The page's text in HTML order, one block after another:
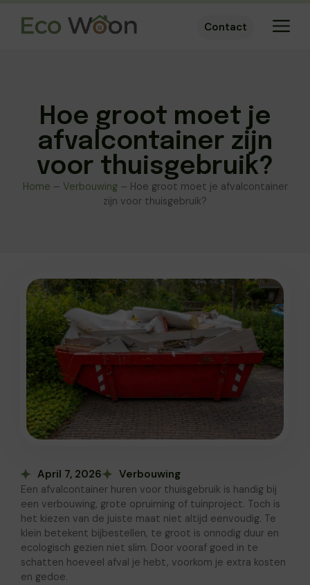
Contact
Hoe groot moet je
afvalcontainer zijn
voor thuisgebruik?
Home – Verbouwing– Hoe groot moet je afvalcontainer
zijn voor thuisgebruik?
April 7, 2026 Verbouwing
Een afvalcontainer huren voor thuisgebruik is handig bij
een verbouwing, grote opruiming of tuinproject. Toch is
het kiezen van de juiste maat niet altijd eenvoudig. Te
klein betekent bijbestellen, te groot is onnodig duur en
ecologisch gezien niet slim. Door vooraf goed in te
schatten hoeveel afval je hebt, voorkom je extra kosten
en gedoe.